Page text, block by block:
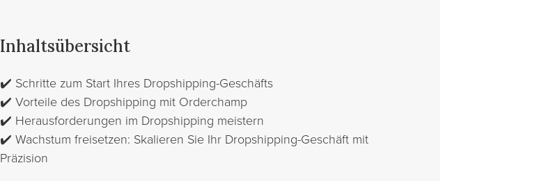
Inhaltsübersicht
✔️ Schritte zum Start Ihres Dropshipping-Geschäfts
✔️ Vorteile des Dropshipping mit Orderchamp
✔️ Herausforderungen im Dropshipping meistern
✔️ Wachstum freisetzen: Skalieren Sie Ihr Dropshipping-Geschäft mit
Präzision